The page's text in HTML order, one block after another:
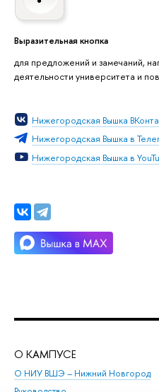
Выразительная кнопка
для предложений и замечаний,
деятельности университета и
Нижегородская Вышка
Нижегородская Вышка в
Нижегородская Вышка в
О КАМПУСЕ
О НИУ ВШЭ – Нижний Новгород